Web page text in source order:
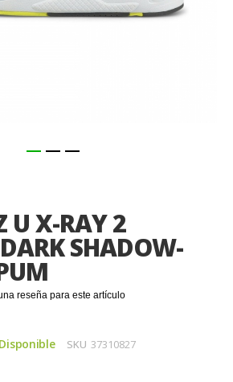
U X-RAY 2
SHADOW-
reseña para este artículo
Disponible SKU 37310827